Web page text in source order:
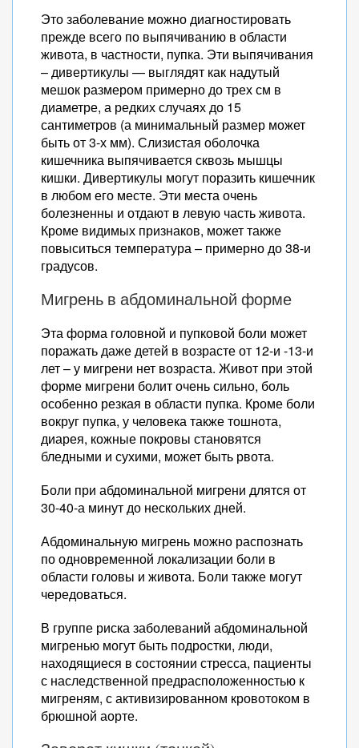
Это заболевание можно диагностировать
прежде всего по выпячиванию в области
живота, в частности, пупка. Эти выпячивания
– дивертикулы — выглядят как надутый
мешок размером примерно до трех см в
диаметре, а редких случаях до 15
сантиметров (а минимальный размер может
быть от 3-х мм). Слизистая оболочка
кишечника выпячивается сквозь мышцы
кишки. Дивертикулы могут поразить кишечник
в любом его месте. Эти места очень
болезненны и отдают в левую часть живота.
Кроме видимых признаков, может также
повыситься температура – примерно до 38-и
градусов.
Мигрень в абдоминальной форме
Эта форма головной и пупковой боли может
поражать даже детей в возрасте от 12-и -13-и
лет – у мигрени нет возраста. Живот при этой
форме мигрени болит очень сильно, боль
особенно резкая в области пупка. Кроме боли
вокруг пупка, у человека также тошнота,
диарея, кожные покровы становятся
бледными и сухими, может быть рвота.
Боли при абдоминальной мигрени длятся от
30-40-а минут до нескольких дней.
Абдоминальную мигрень можно распознать
по одновременной локализации боли в
области головы и живота. Боли также могут
чередоваться.
В группе риска заболеваний абдоминальной
мигренью могут быть подростки, люди,
находящиеся в состоянии стресса, пациенты
с наследственной предрасположенностью к
мигреням, с активизированном кровотоком в
брюшной аорте.